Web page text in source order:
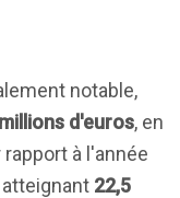
notable,
d'euros, en
rapport à l'année
22,5